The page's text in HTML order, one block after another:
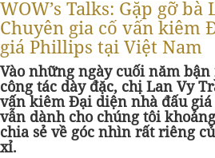
WOW’s Talks: Gặp gỡ bà
Chuyên gia cố vấn kiêm
giá Phillips tại Việt Nam
Vào những ngày cuối năm
công tác dày đặc, chị Lan Vy
vấn kiêm Đại diện nhà đấu
vẫn dành cho chúng tôi
chia sẻ về góc nhìn rất riêng
xỉ.